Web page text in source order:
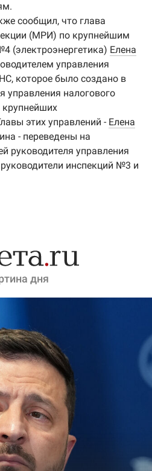
сообщил, что глава
(МРИ) по крупнейшим
(электроэнергетика) Елена
управления
которое было создано в
управления налогового
крупнейших
этих управлений - Елена
- переведены на
руководителя управления
инспекций №3 и
дня